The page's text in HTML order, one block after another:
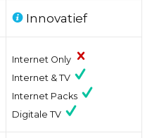
Innovatief
Internet Only
Internet & TV
Internet Packs
Digitale TV